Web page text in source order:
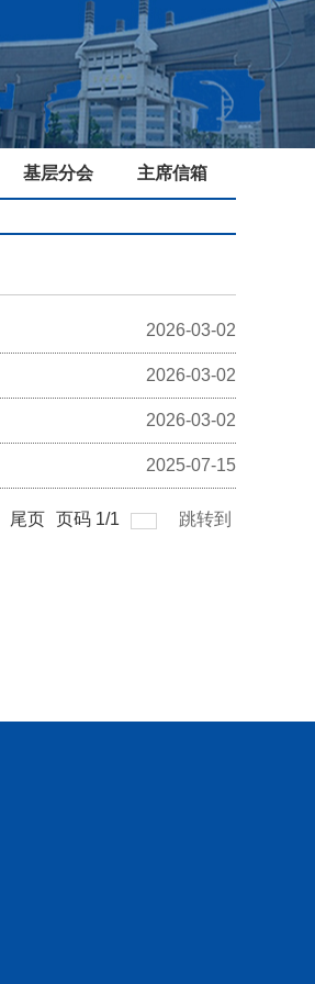
基层分会 主席信箱
2026-03-02
2026-03-02
2026-03-02
2025-07-15
尾页 页码 1/1 跳转到